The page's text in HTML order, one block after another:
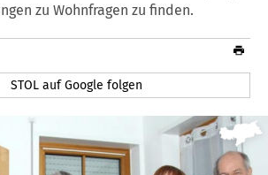
zu Wohnfragen zu finden.
STOL auf Google folgen